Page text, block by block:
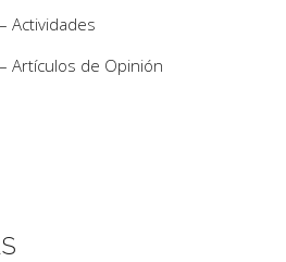
Actividades
Artículos de Opinión